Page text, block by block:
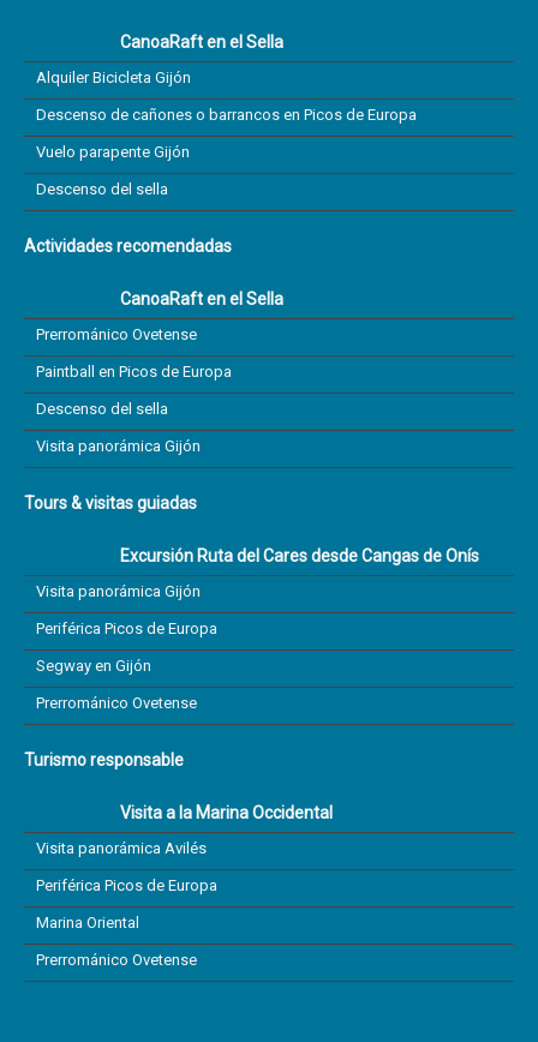
CanoaRaft en el Sella
Alquiler Bicicleta Gijón
Descenso de cañones o barrancos en Picos de Europa
Vuelo parapente Gijón
Descenso del sella
Actividades recomendadas
CanoaRaft en el Sella
Prerrománico Ovetense
Paintball en Picos de Europa
Descenso del sella
Visita panorámica Gijón
Tours & visitas guiadas
Excursión Ruta del Cares desde Cangas de Onís
Visita panorámica Gijón
Periférica Picos de Europa
Segway en Gijón
Prerrománico Ovetense
Turismo responsable
Visita a la Marina Occidental
Visita panorámica Avilés
Periférica Picos de Europa
Marina Oriental
Prerrománico Ovetense